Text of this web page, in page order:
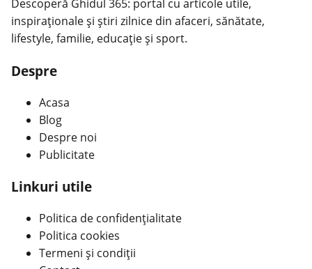
Descoperă Ghidul 365: portal cu articole utile,
inspiraționale și știri zilnice din afaceri, sănătate,
lifestyle, familie, educație și sport.
Despre
Acasa
Blog
Despre noi
Publicitate
Linkuri utile
Politica de confidențialitate
Politica cookies
Termeni și condiții